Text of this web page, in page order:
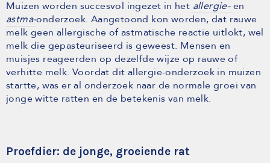
Muizen worden succesvol ingezet in het allergie-en
astma-onderzoek. Aangetoond kon worden, dat rauwe
melk geen allergische of astmatische reactie uitlokt, wel
melk die gepasteuriseerd is geweest. Mensen en
muisjes reageerden op dezelfde wijze op rauwe of
verhitte melk. Voordat dit allergie-onderzoek in muizen
startte, was er al onderzoek naar de normale groei van
jonge witte ratten en de betekenis van melk.
Proefdier: de jonge, groeiende rat